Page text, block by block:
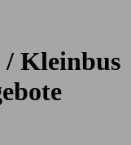
/ Kleinbus